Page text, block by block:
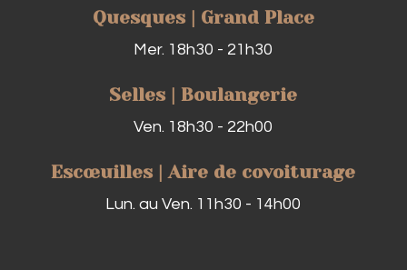
Quesques | Grand Place
Mer. 18h30 - 21h30
Selles | Boulangerie
Ven. 18h30 - 22h00
Escœuilles | Aire de covoiturage
Lun. au Ven. 11h30 - 14h00